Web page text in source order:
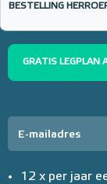
BESTELLING
GRATIS LEGPLAN
12 x per jaar